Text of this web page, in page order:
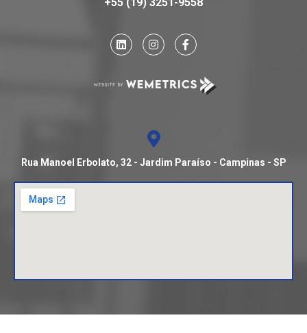
Rua Manoel Erbolato, 32 - Jardim Paraíso - Campinas - SP